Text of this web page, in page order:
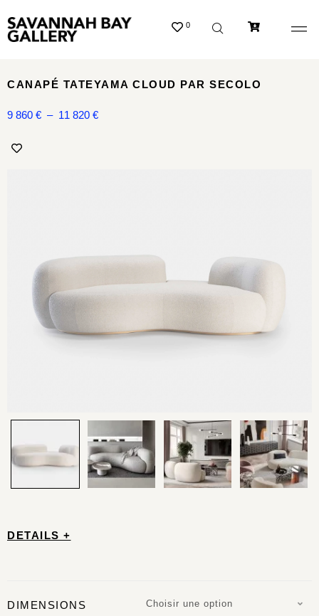
0
DETAILS +
DIMENSIONS Choisir une option
CANAPÉ TATEYAMA CLOUD PAR SECOLO
9 860 € – 11 820 €